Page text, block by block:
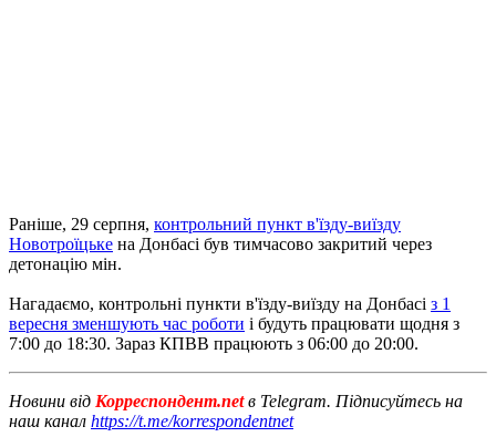
Раніше, 29 серпня, контрольний пункт в'їзду-виїзду
Новотроїцьке на Донбасі був тимчасово закритий через
детонацію мін.
Нагадаємо, контрольні пункти в'їзду-виїзду на Донбасі з 1
вересня зменшують час роботи і будуть працювати щодня з
7:00 до 18:30. Зараз КПВВ працюють з 06:00 до 20:00.
Новини від Корреспондент.netв Telegram. Підписуйтесь на
наш канал https://t.me/korrespondentnet